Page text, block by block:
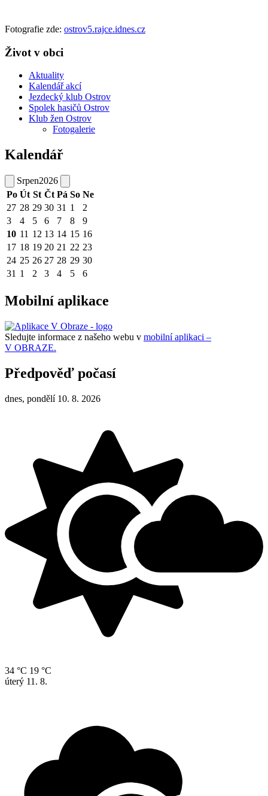
Fotografie zde: ostrov5.rajce.idnes.cz
Život v obci
Aktuality
Kalendář akcí
Jezdecký klub Ostrov
Spolek hasičů Ostrov
Klub žen Ostrov
Fotogalerie
Kalendář
Srpen2026
Po Út St Čt Pá So Ne
27 28 29 30 31 1
2
3
4 5 6 7 8
9
10 11 12 13 14 15 16
17 18 19 20 21 22 23
24 25 26 27 28 29 30
31 1 2 3 4 5 6
Mobilní aplikace
Sledujte informace z našeho webu v mobilní aplikaci –
V OBRAZE.
Předpověď počasí
dnes, pondělí 10. 8. 2026
34 °C 19 °C
úterý 11. 8.